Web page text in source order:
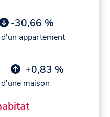
-30,66 %
appartement
+0,83 %
maison